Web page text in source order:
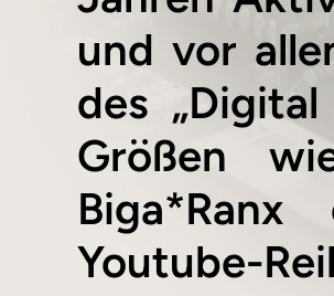
und vor
des
Größen
Youtube-